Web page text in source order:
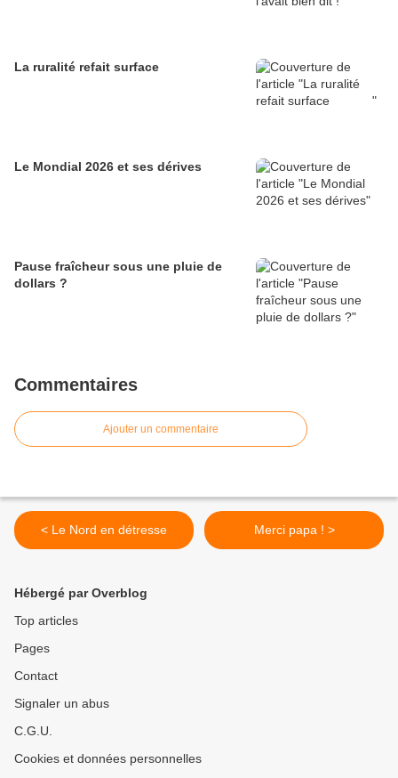
Le Mondial 2026 et ses dérives
Pause fraîcheur sous une pluie de
dollars ?
Commentaires
Ajouter un commentaire
< Le Nord en détresse Merci papa ! >
Hébergé par Overblog
Top articles
Pages
Contact
Signaler un abus
C.G.U.
Cookies et données personnelles